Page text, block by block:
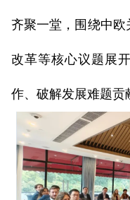
齐聚一堂，围绕中
改革等核心议题展
作、破解发展难题贡